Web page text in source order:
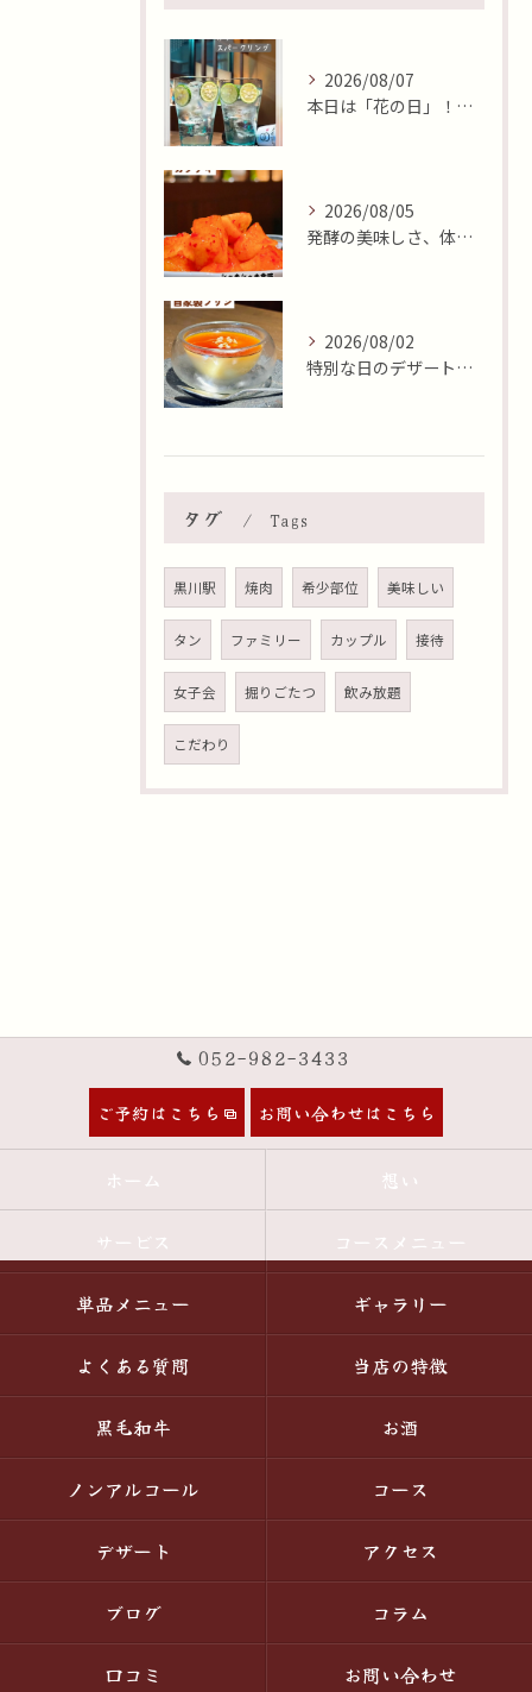
2026/08/07
本日は「花の日」！そんな日に、焼肉 牛炭の桜ユッケで華やかに...
2026/08/05
発酵の美味しさ、体験しませんか？🧄
2026/08/02
特別な日のデザートはいかがですか🍮✨？本日8月2日はおやつの...
タグ Tags
黒川駅 焼肉 希少部位 美味しい
タン ファミリー カップル 接待
女子会 掘りごたつ 飲み放題
こだわり
052-982-3433
ご予約はこちら お問い合わせはこちら
ホーム 想い
サービス コースメニュー
単品メニュー ギャラリー
よくある質問 当店の特徴
黒毛和牛 お酒
ノンアルコール コース
デザート アクセス
ブログ コラム
口コミ お問い合わせ